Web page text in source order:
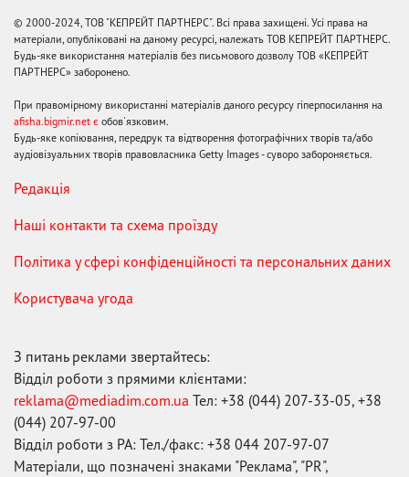
© 2000-2024, ТОВ "КЕПРЕЙТ ПАРТНЕРС". Всі права захищені. Усі права на
матеріали, опубліковані на даному ресурсі, належать ТОВ КЕПРЕЙТ ПАРТНЕРС.
Будь-яке використання матеріалів без письмового дозволу ТОВ «КЕПРЕЙТ
ПАРТНЕРС» заборонено.
При правомірному використанні матеріалів даного ресурсу гіперпосилання на
afisha.bigmir.net є обов'язковим.
Будь-яке копіювання, передрук та відтворення фотографічних творів та/або
аудіовізуальних творів правовласника Getty Images - суворо забороняється.
Редакція
Наші контакти та схема проїзду
Політика у сфері конфіденційності та персональних даних
Користувача угода
З питань реклами звертайтесь:
Відділ роботи з прямими клієнтами:
reklama@mediadim.com.ua Тел: +38 (044) 207-33-05, +38
(044) 207-97-00
Відділ роботи з РА: Тел./факс: +38 044 207-97-07
Матеріали, що позначені знаками "Реклама", "PR",